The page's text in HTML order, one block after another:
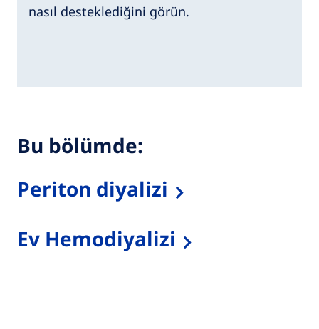
nasıl desteklediğini görün.
Bu bölümde:
Periton diyalizi
Ev Hemodiyalizi